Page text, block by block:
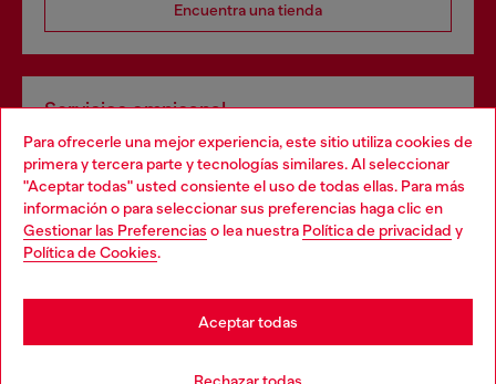
Para ofrecerle una mejor experiencia, este sitio utiliza cookies de
primera y tercera parte y tecnologías similares. Al seleccionar
"Aceptar todas" usted consiente el uso de todas ellas. Para más
información o para seleccionar sus preferencias haga clic en
Gestionar las Preferencias o lea nuestra Política de privacidad y
Política de Cookies.
Aceptar todas
Encuentra una tienda
Servicios omnicanal
Descubre todos nuestros servicios, tanto en línea como
en la tienda.
Choose your location
You are currently browsing España website, but it seems you
may be based in United States